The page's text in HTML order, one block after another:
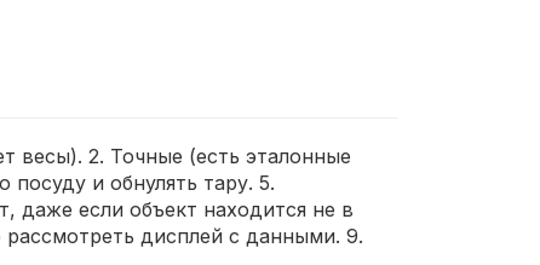
весы). 2. Точные (есть эталонные
и обнулять тару. 5.
даже если объект находится не в
дисплей с данными. 9.